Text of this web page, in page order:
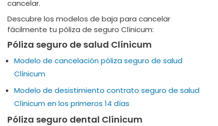
cancelar.
Descubre los modelos de baja para cancelar
fácilmente tu póliza de seguro Clínicum:
Póliza seguro de salud Clínicum
Modelo de cancelación póliza seguro de salud
Clínicum
Modelo de desistimiento contrato seguro de salud
Clínicum en los primeros 14 días
Póliza seguro dental Clínicum